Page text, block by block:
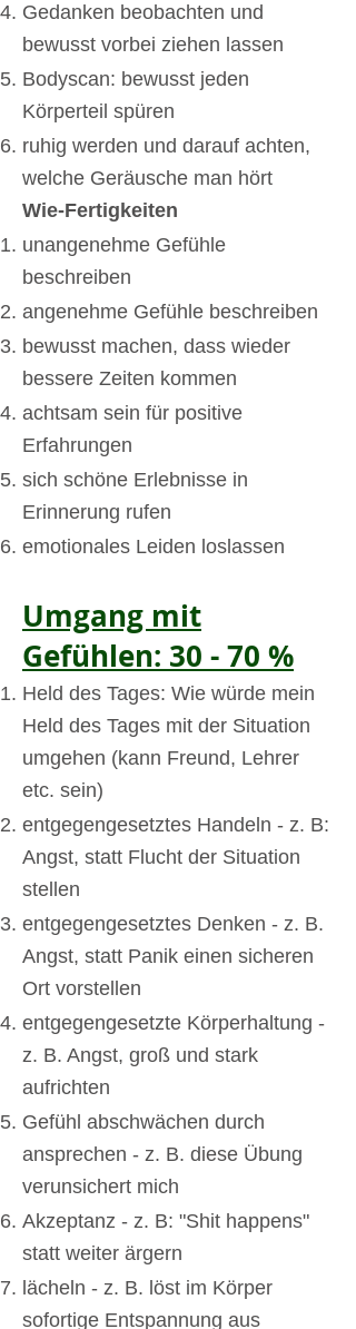
Gedanken beobachten und
bewusst vorbei ziehen lassen
Bodyscan: bewusst jeden
Körperteil spüren
ruhig werden und darauf achten,
welche Geräusche man hört
Wie-Fertigkeiten
unangenehme Gefühle
beschreiben
angenehme Gefühle beschreiben
bewusst machen, dass wieder
bessere Zeiten kommen
achtsam sein für positive
Erfahrungen
sich schöne Erlebnisse in
Erinnerung rufen
emotionales Leiden loslassen
Umgang mit
Gefühlen: 30 - 70 %
Held des Tages: Wie würde mein
Held des Tages mit der Situation
umgehen (kann Freund, Lehrer
etc. sein)
entgegengesetztes Handeln - z. B:
Angst, statt Flucht der Situation
stellen
entgegengesetztes Denken - z. B.
Angst, statt Panik einen sicheren
Ort vorstellen
entgegengesetzte Körperhaltung -
z. B. Angst, groß und stark
aufrichten
Gefühl abschwächen durch
ansprechen - z. B. diese Übung
verunsichert mich
Akzeptanz - z. B: "Shit happens"
statt weiter ärgern
lächeln - z. B. löst im Körper
sofortige Entspannung aus